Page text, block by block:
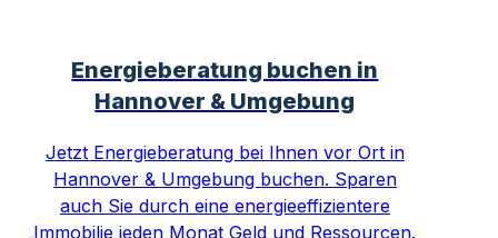
Energieberatung buchen in
Hannover & Umgebung
Jetzt Energieberatung bei Ihnen vor Ort in
Hannover & Umgebung buchen. Sparen
auch Sie durch eine energieeffizientere
Immobilie jeden Monat Geld und Ressourcen.